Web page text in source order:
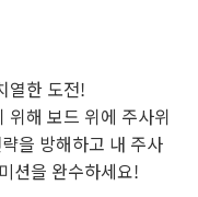
열한 도전!
위해 보드 위에 주사위
을 방해하고 내 주사
션을 완수하세요!